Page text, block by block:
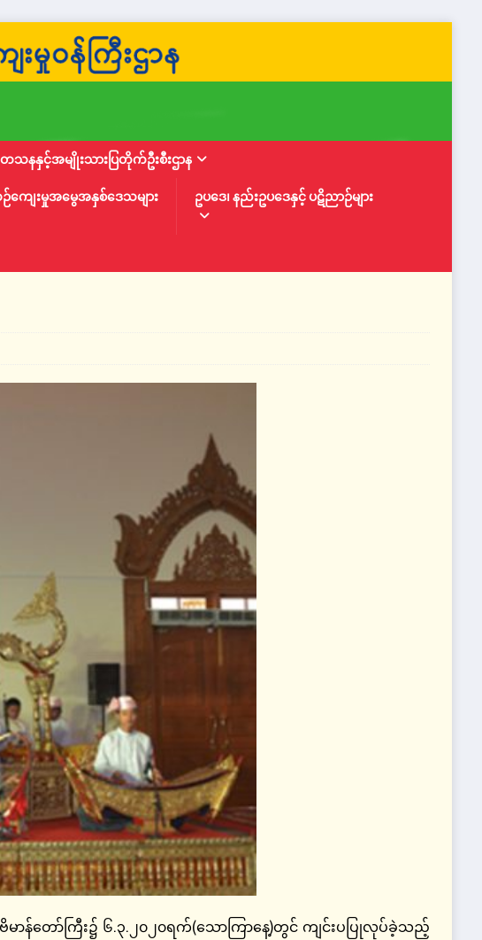
သနနှင့်အမျိုးသားပြတိုက်ဦးစီးဌာန
ကျေးမှုအမွေအနှစ်ဒေသများ ဥပဒေ၊ နည်းဥပဒေနှင့် ပဋိညာဉ်များ
ာန်တော်ကြီး၌ ၆.၃.၂၀၂၀ရက်(သောကြာနေ့)တွင် ကျင်းပပြုလုပ်ခဲ့သည့်